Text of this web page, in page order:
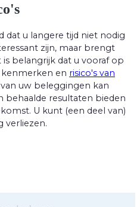
dat u langere tijd niet nodig
zijn, maar brengt
belangrijk dat u vooraf op
en risico's van
van uw beleggingen kan
behaalde resultaten bieden
U kunt (een deel van)
verliezen.